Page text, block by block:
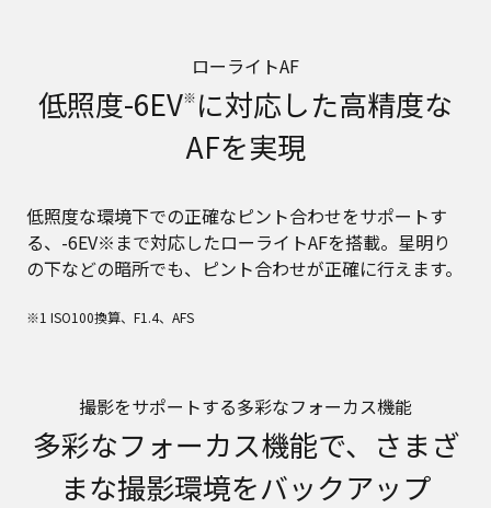
ローライトAF
低照度-6EV※ に対応した高精度な
AFを実現
低照度な環境下での正確なピント合わせをサポートす
る、-6EV※まで対応したローライトAFを搭載。星明り
の下などの暗所でも、ピント合わせが正確に行えます。
※1 ISO100換算、F1.4、AFS
撮影をサポートする多彩なフォーカス機能
多彩なフォーカス機能で、さまざ
まな撮影環境をバックアップ